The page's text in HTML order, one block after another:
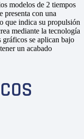
modelos de 2 tiempos
presenta con una
que indica su propulsión
mediante la tecnología
se aplican bajo
un acabado